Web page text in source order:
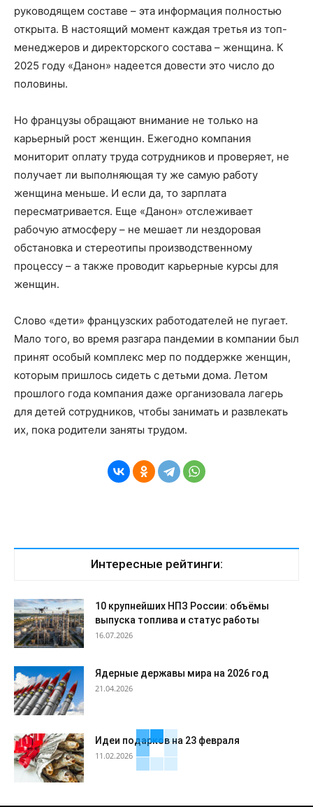
руководящем составе – эта информация полностью
открыта. В настоящий момент каждая третья из топ-
менеджеров и директорского состава – женщина. К
2025 году «Данон» надеется довести это число до
половины.
Но французы обращают внимание не только на
карьерный рост женщин. Ежегодно компания
мониторит оплату труда сотрудников и проверяет, не
получает ли выполняющая ту же самую работу
женщина меньше. И если да, то зарплата
пересматривается. Еще «Данон» отслеживает
рабочую атмосферу – не мешает ли нездоровая
обстановка и стереотипы производственному
процессу – а также проводит карьерные курсы для
женщин.
Слово «дети» французских работодателей не пугает.
Мало того, во время разгара пандемии в компании был
принят особый комплекс мер по поддержке женщин,
которым пришлось сидеть с детьми дома. Летом
прошлого года компания даже организовала лагерь
для детей сотрудников, чтобы занимать и развлекать
их, пока родители заняты трудом.
Интересные рейтинги:
10 крупнейших НПЗ России: объёмы
выпуска топлива и статус работы
16.07.2026
Ядерные державы мира на 2026 год
21.04.2026
Идеи подарков на 23 февраля
11.02.2026